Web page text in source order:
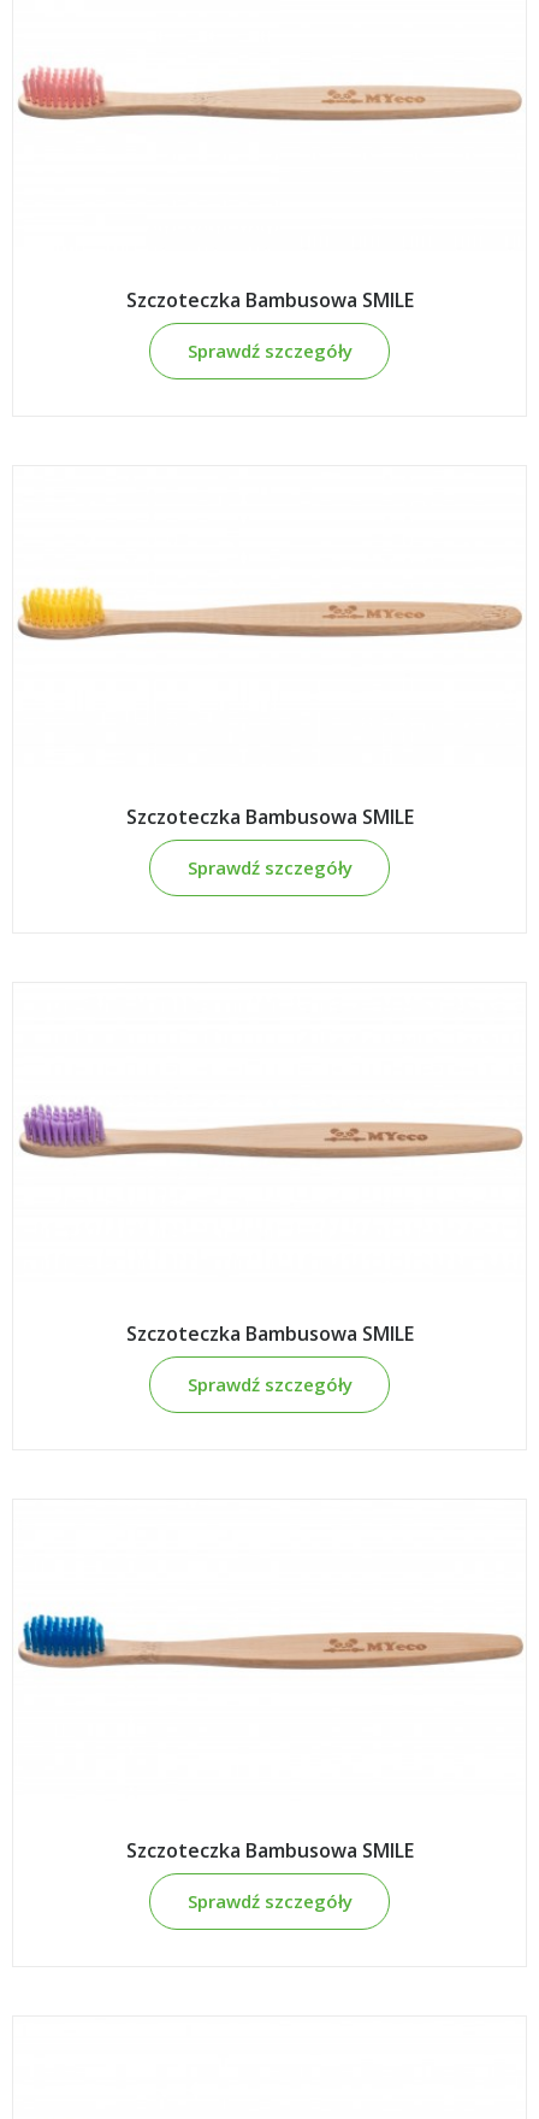
Szczoteczka Bambusowa SMILE
Sprawdź szczegóły
Szczoteczka Bambusowa SMILE
Sprawdź szczegóły
Szczoteczka Bambusowa SMILE
Sprawdź szczegóły
Szczoteczka Bambusowa SMILE
Sprawdź szczegóły